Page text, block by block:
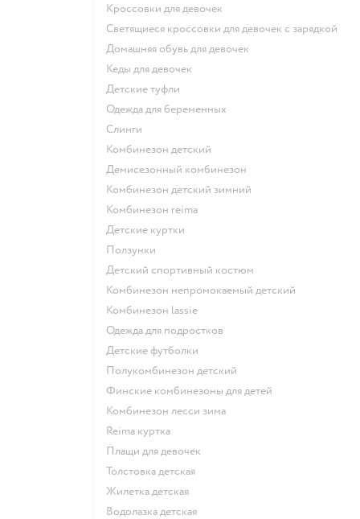
Кроссовки для девочек
Светящиеся кроссовки для девочек с зарядкой
Домашняя обувь для девочек
Кеды для девочек
Детские туфли
Одежда для беременных
Слинги
Комбинезон детский
Демисезонный комбинезон
Комбинезон детский зимний
Комбинезон reima
Детские куртки
Ползунки
Детский спортивный костюм
Комбинезон непромокаемый детский
Комбинезон lassie
Одежда для подростков
Детские футболки
Полукомбинезон детский
Финские комбинезоны для детей
Комбинезон лесси зима
Reima куртка
Плащи для девочек
Толстовка детская
Жилетка детская
Водолазка детская